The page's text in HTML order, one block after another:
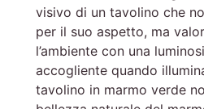
visivo di un tavolino che
per il suo aspetto, ma
l’ambiente con una
accogliente quando
tavolino in marmo verde